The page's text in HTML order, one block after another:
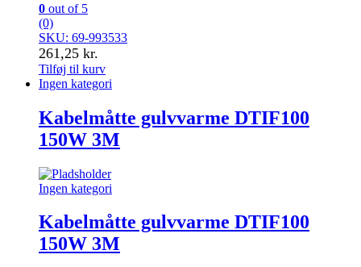
0 out of 5
(0)
SKU: 69-993533
261,25 kr.
Tilføj til kurv
Ingen kategori
Kabelmåtte gulvvarme DTIF100
150W 3M
Ingen kategori
Kabelmåtte gulvvarme DTIF100
150W 3M